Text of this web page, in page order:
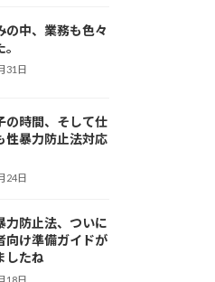
の中、業務も色々
31日
の時間、そして仕
性暴力防止法対応
24日
力防止法、ついに
向け準備ガイドが
したね
18日